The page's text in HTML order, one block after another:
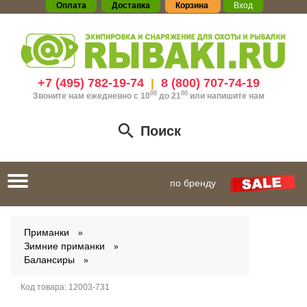
Оплата Доставка Корзина Вход
+7 (495) 782-19-74| 8 (800) 707-74-19
Звоните нам ежедневно с 1000до 21 00 или напишите нам
Поиск
Toggle
navigation
по бренду
Приманки
Зимние приманки
Балансиры
Код товара: 12003-731